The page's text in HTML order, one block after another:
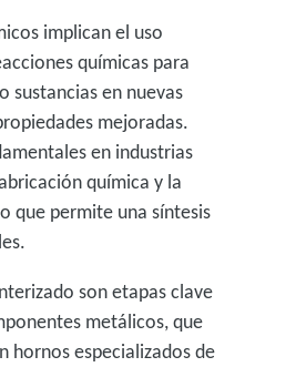
implican el uso
químicas para
sustancias en nuevas
mejoradas.
en industrias
química y la
que permite una síntesis
son etapas clave
metálicos, que
hornos especializados de